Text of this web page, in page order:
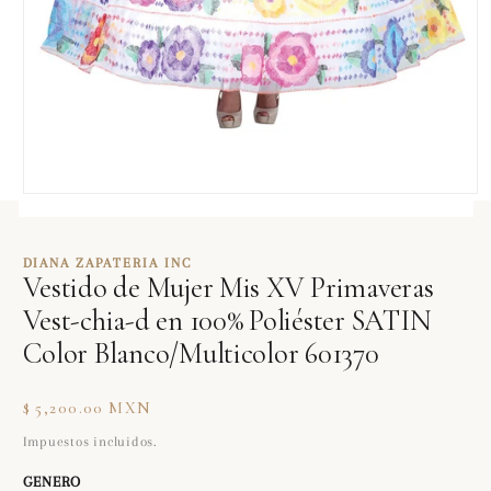
en
una
ventana
modal
DIANA ZAPATERIA INC
Vestido de Mujer Mis XV Primaveras
Vest-chia-d en 100% Poliéster SATIN
Color Blanco/Multicolor 601370
Precio
habitual
$ 5,200.00 MXN
Impuestos incluidos.
GENERO